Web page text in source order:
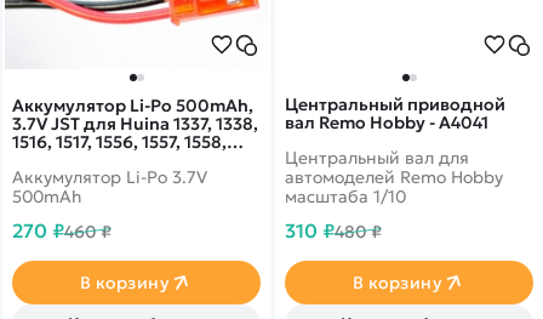
Аккумулятор Li-Po 500mAh,
3.7V JST для Huina 1337, 1338,
1516, 1517, 1556, 1557, 1558,
Аккумулятор Li-Po 3.7V
500mAh
270 ₽460 ₽
В корзину
Центральный приводной
вал Remo Hobby - A4041
Центральный вал для
автомоделей Remo Hobby
масштаба 1/10
310 ₽480 ₽
В корзину